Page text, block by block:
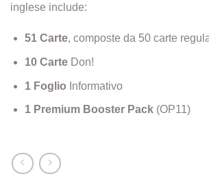
inglese include:
51 Carte, composte da 50 carte
10 CarteDon!
1 Foglio Informativo
1 Premium Booster Pack(OP11)